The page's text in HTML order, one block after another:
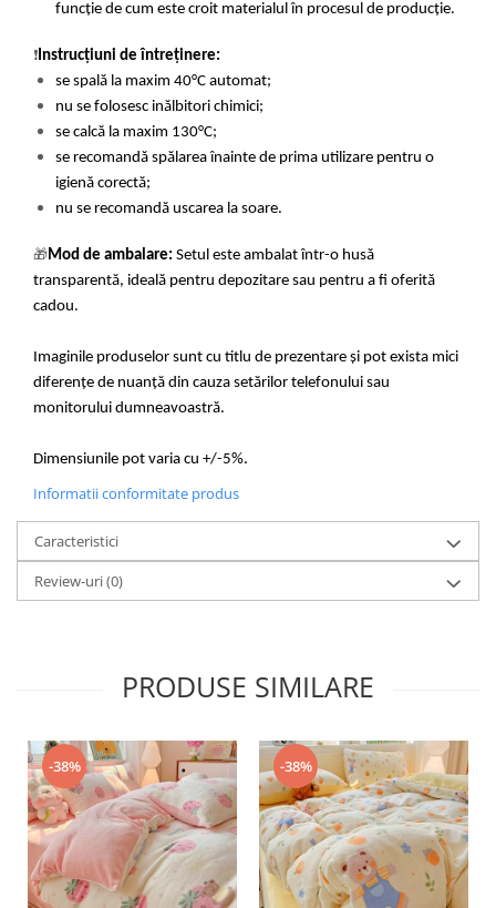
funcție de cum este croit materialul în procesul de producție.
❗Instrucțiuni de întreținere:
se spală la maxim 40°C automat;
nu se folosesc inălbitori chimici;
se calcă la maxim 130°C;
se recomandă spălarea înainte de prima utilizare pentru o
igienă corectă;
nu se recomandă uscarea la soare.
🎁Mod de ambalare: Setul este ambalat într-o husă
transparentă, ideală pentru depozitare sau pentru a fi oferită
cadou.
Imaginile produselor sunt cu titlu de prezentare și pot exista mici
diferențe de nuanță din cauza setărilor telefonului sau
monitorului dumneavoastră.
Dimensiunile pot varia cu +/-5%.
Informatii conformitate produs
Caracteristici
Review-uri(0)
PRODUSE SIMILARE
-38% -38%